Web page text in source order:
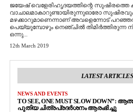
ജയേഷ് വെളേരിഹൃദയത്തിന്റെ സുഷിരത്തെ
വാചാലമാകാറുണ്ടായിരുന്നുഓരോ
മഴക്കാറുമാണെന്നാണ് അവളെന്നോട്
പെയ്യുമ്പോഴും നെഞ്ചിൽ തിമിർത്തിരുന്ന
ഒന്നു...
12th March 2019
LATEST ARTICLES
NEWS AND EVENTS
TO SEE, ONE MUST SLOW DOWN”:
പുതിയ ചിത്രപ്രദർശനം ആരംഭിച്ചു